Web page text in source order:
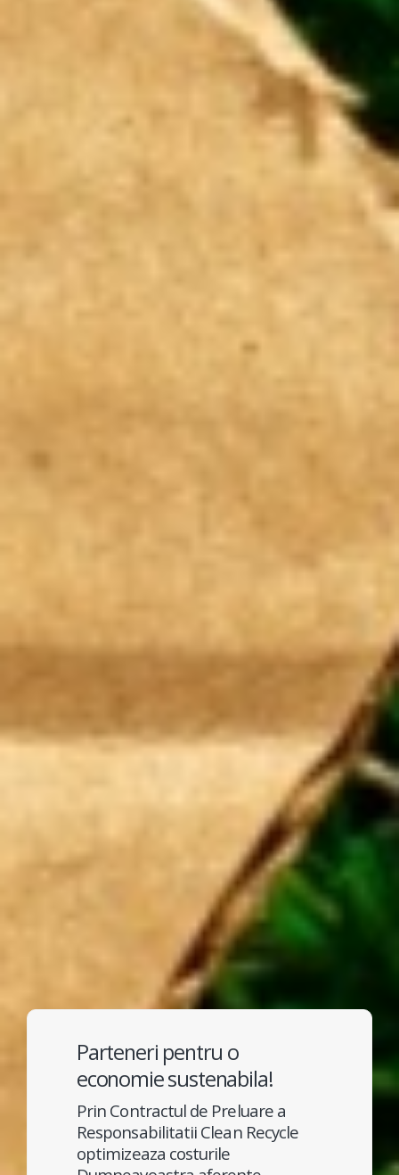
Parteneri pentru o
economie sustenabila!
Prin Contractul de Preluare a
Responsabilitatii Clean Recycle
optimizeaza costurile